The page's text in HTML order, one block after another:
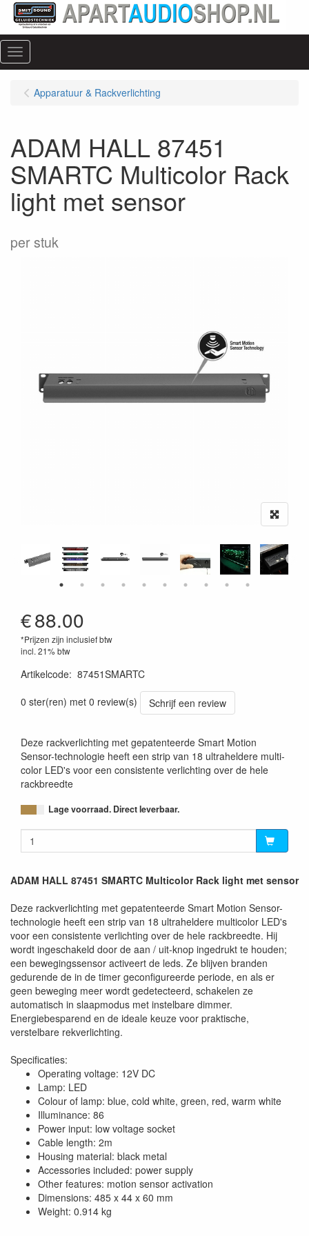
Menu
Apparatuur & Rackverlichting
ADAM HALL 87451
SMARTC Multicolor Rack
light met sensor
per stuk
€88.00
*Prijzen zijn inclusief btw
incl. 21% btw
Artikelcode: 87451SMARTC
0 ster(ren) met 0 review(s)
Schrijf een review
Deze rackverlichting met gepatenteerde Smart Motion
Sensor-technologie heeft een strip van 18 ultraheldere multi-
color LED's voor een consistente verlichting over de hele
rackbreedte
Lage voorraad. Direct leverbaar.
ADAM HALL 87451 SMARTC Multicolor Rack light met sensor
Deze rackverlichting met gepatenteerde Smart Motion Sensor-
technologie heeft een strip van 18 ultraheldere multicolor LED's
voor een consistente verlichting over de hele rackbreedte. Hij
wordt ingeschakeld door de aan / uit-knop ingedrukt te houden;
een bewegingssensor activeert de leds. Ze blijven branden
gedurende de in de timer geconfigureerde periode, en als er
geen beweging meer wordt gedetecteerd, schakelen ze
automatisch in slaapmodus met instelbare dimmer.
Energiebesparend en de ideale keuze voor praktische,
verstelbare rekverlichting.
Specificaties:
Operating voltage: 12V DC
Lamp: LED
Colour of lamp: blue, cold white, green, red, warm white
Illuminance: 86
Power input: low voltage socket
Cable length: 2m
Housing material: black metal
Accessories included: power supply
Other features: motion sensor activation
Dimensions: 485 x 44 x 60 mm
Weight: 0.914 kg